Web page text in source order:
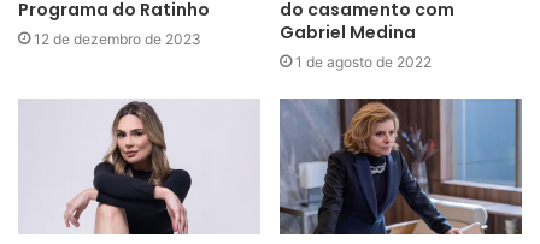
Programa do Ratinho
12 de dezembro de 2023
do casamento com
Gabriel Medina
1 de agosto de 2022